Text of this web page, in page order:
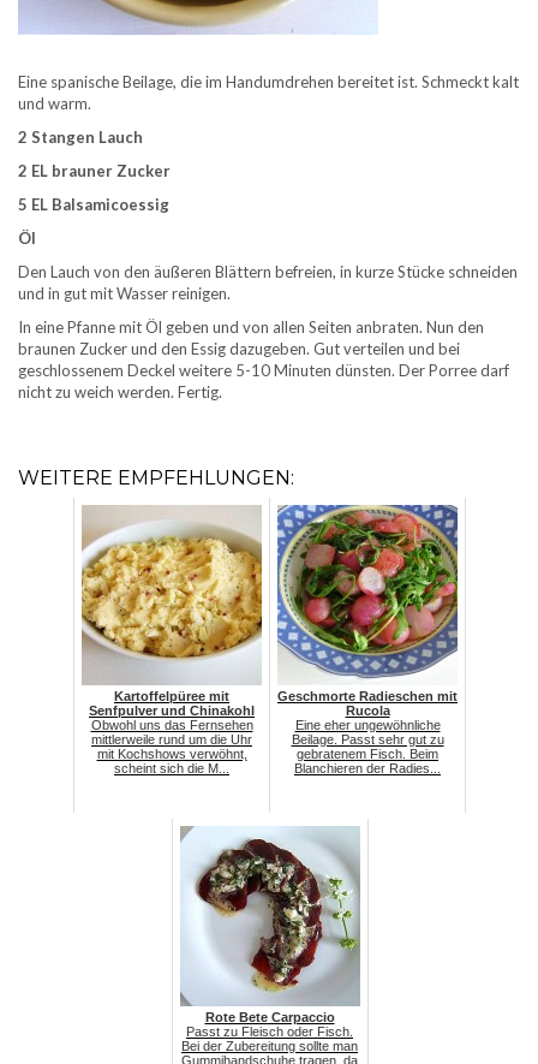
Eine spanische Beilage, die im Handumdrehen bereitet ist. Schmeckt kalt
und warm.
2 Stangen Lauch
2 EL brauner Zucker
5 EL Balsamicoessig
Öl
Den Lauch von den äußeren Blättern befreien, in kurze Stücke schneiden
und in gut mit Wasser reinigen.
In eine Pfanne mit Öl geben und von allen Seiten anbraten. Nun den
braunen Zucker und den Essig dazugeben. Gut verteilen und bei
geschlossenem Deckel weitere 5-10 Minuten dünsten. Der Porree darf
nicht zu weich werden. Fertig.
WEITERE EMPFEHLUNGEN:
Kartoffelpüree mit
Senfpulver und Chinakohl
Obwohl uns das Fernsehen
mittlerweile rund um die Uhr
mit Kochshows verwöhnt,
scheint sich die M...
Geschmorte Radieschen mit
Rucola
Eine eher ungewöhnliche
Beilage. Passt sehr gut zu
gebratenem Fisch. Beim
Blanchieren der Radies...
Rote Bete Carpaccio
Passt zu Fleisch oder Fisch.
Bei der Zubereitung sollte man
Gummihandschuhe tragen, da